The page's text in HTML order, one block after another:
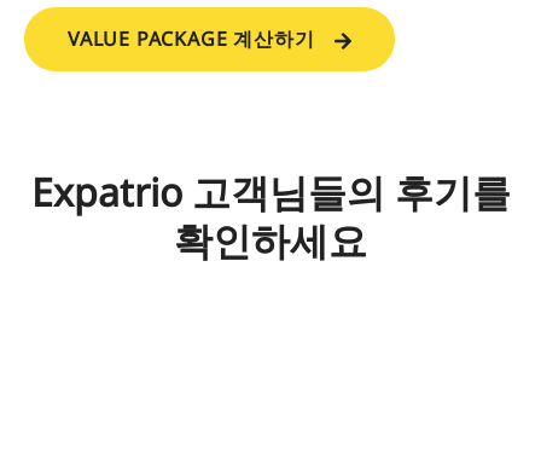
VALUE PACKAGE 계산하기
Expatrio 고객님들의 후기를
확인하세요